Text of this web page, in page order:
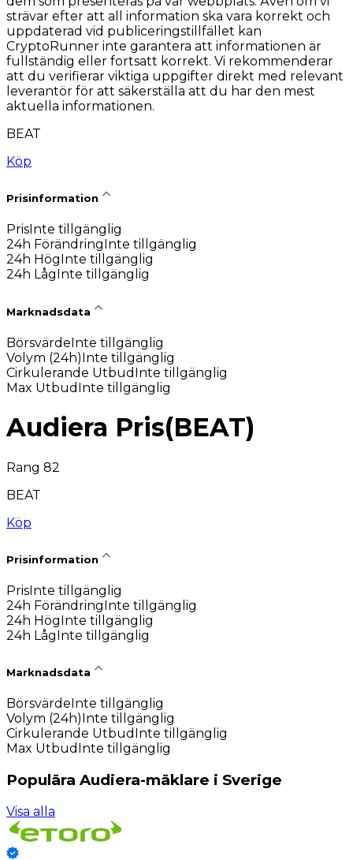
strävar efter att all information ska vara korrekt och
uppdaterad vid publiceringstillfället kan
CryptoRunner inte garantera att informationen är
fullständig eller fortsatt korrekt. Vi rekommenderar
att du verifierar viktiga uppgifter direkt med relevant
leverantör för att säkerställa att du har den mest
aktuella informationen.
BEAT
Köp
Prisinformation
Pris Inte tillgänglig
24h Förändring Inte tillgänglig
24h Hög Inte tillgänglig
24h Låg Inte tillgänglig
Marknadsdata
BörsvärdeInte tillgänglig
Volym (24h)Inte tillgänglig
Cirkulerande Utbud Inte tillgänglig
Max Utbud Inte tillgänglig
Audiera Pris(BEAT)
Rang 82
BEAT
Köp
Prisinformation
PrisInte tillgänglig
24h FörändringInte tillgänglig
24h HögInte tillgänglig
24h LågInte tillgänglig
Marknadsdata
Börsvärde Inte tillgänglig
Volym (24h) Inte tillgänglig
Cirkulerande Utbud Inte tillgänglig
Max Utbud Inte tillgänglig
Populära Audiera-mäklare i Sverige
Visa alla